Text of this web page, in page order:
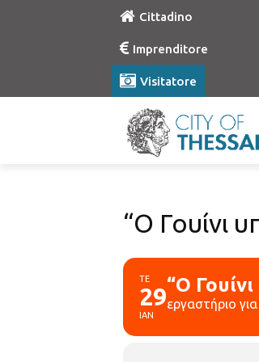
Cittadino
Imprenditore
Visitatore
“Ο Γουίνι
ΤΕ
29
ΙΑΝ
“Ο
εργαστήριο